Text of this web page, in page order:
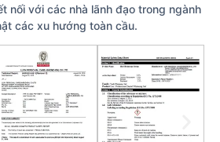
nối với các nhà lãnh đạo trong ngành
các xu hướng toàn cầu.